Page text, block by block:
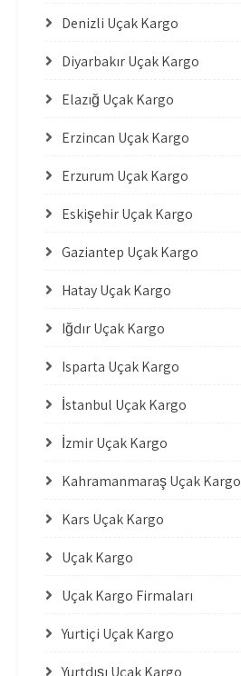
Denizli Uçak Kargo
Diyarbakır Uçak Kargo
Elazığ Uçak Kargo
Erzincan Uçak Kargo
Erzurum Uçak Kargo
Eskişehir Uçak Kargo
Gaziantep Uçak Kargo
Hatay Uçak Kargo
Iğdır Uçak Kargo
Isparta Uçak Kargo
İstanbul Uçak Kargo
İzmir Uçak Kargo
Kahramanmaraş Uçak Kargo
Kars Uçak Kargo
Uçak Kargo
Uçak Kargo Firmaları
Yurtiçi Uçak Kargo
Yurtdışı Uçak Kargo